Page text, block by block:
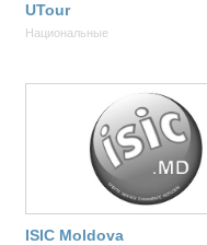
UTour
Национальные
ISIC Moldova